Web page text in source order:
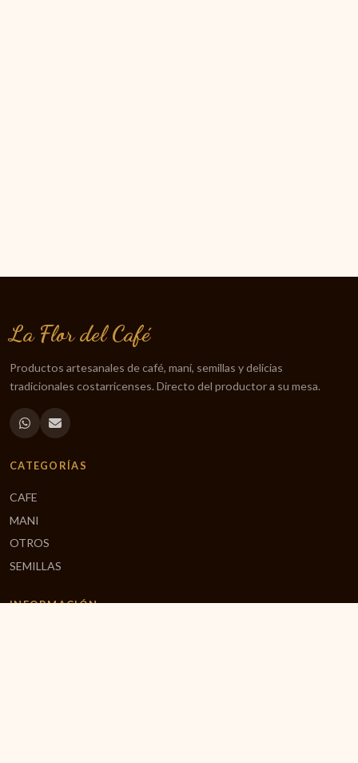
La Flor del Café
Productos artesanales de café, maní, semillas y delicias
tradicionales costarricenses. Directo del productor a su mesa.
CATEGORÍAS
CAFE
MANI
OTROS
SEMILLAS
INFORMACIÓN